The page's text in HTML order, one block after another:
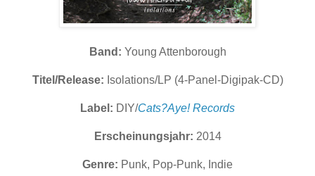
Band: Young Attenborough
Titel/Release: Isolations/LP (4-Panel-Digipak-CD)
Label: DIY/Cats?Aye! Records
Erscheinungsjahr: 2014
Genre: Punk, Pop-Punk, Indie